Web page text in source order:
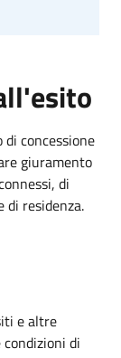
concessione
giuramento
di
di residenza.
e altre
di